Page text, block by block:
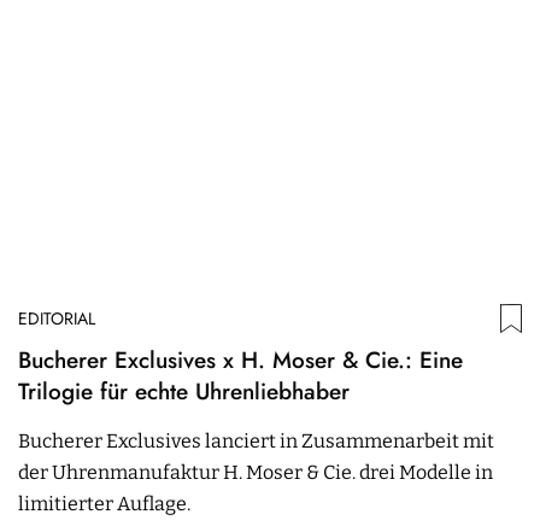
EDITORIAL
Bucherer Exclusives x H. Moser & Cie.: Eine
Trilogie für echte Uhrenliebhaber
Bucherer Exclusives lanciert in Zusammenarbeit mit
der Uhrenmanufaktur H. Moser & Cie. drei Modelle in
limitierter Auflage.